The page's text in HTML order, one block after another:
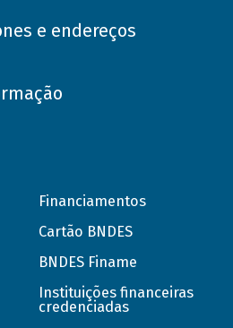
e endereços
Financiamentos
Cartão BNDES
BNDES Finame
Instituições financeiras
credenciadas